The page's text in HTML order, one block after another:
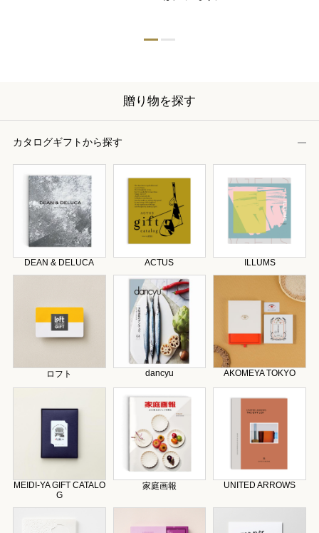
贈り物を探す
カタログギフトから探す
DEAN & DELUCA ACTUS ILLUMS
ロフト dancyu AKOMEYA TOKYO
MEIDI-YA GIFT CATALO
G
家庭画報 UNITED ARROWS